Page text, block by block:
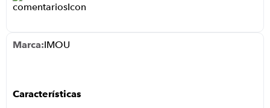
IMOU
7. celular
9. congelador